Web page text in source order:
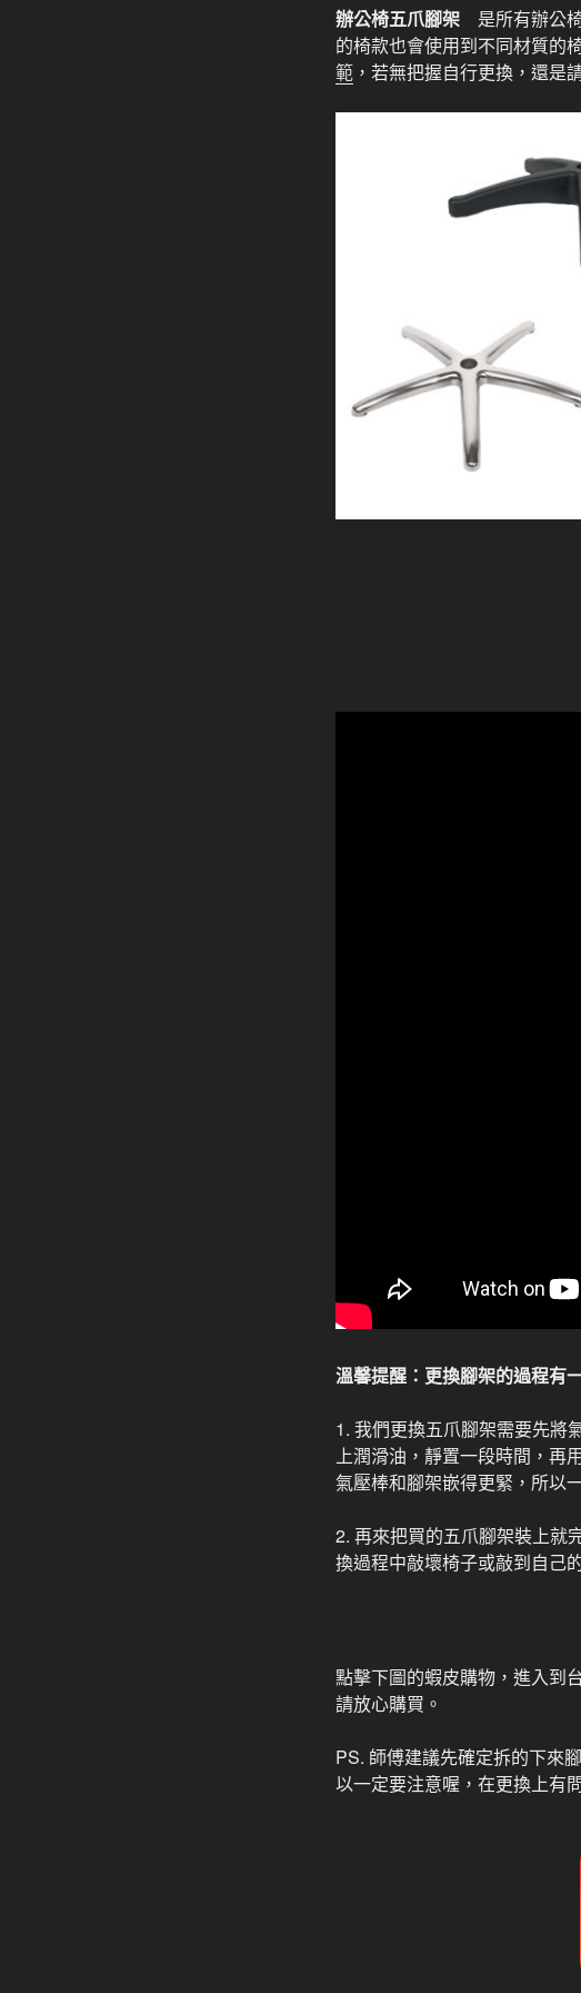
辦公椅五爪腳架 是所有辦公
的椅款也會使用到不同材質的
範 ，若無把握自行更換，還是
溫馨提醒：更換腳架的過程有
1. 我們更換五爪腳架需要先將
上潤滑油，靜置一段時間，再
氣壓棒和腳架嵌得更緊，所以
2. 再來把買的五爪腳架裝上就
換過程中敲壞椅子或敲到自己
點擊下圖的蝦皮購物，進入到
請放心購買。
PS. 師傅建議先確定拆的下來
以一定要注意喔，在更換上有